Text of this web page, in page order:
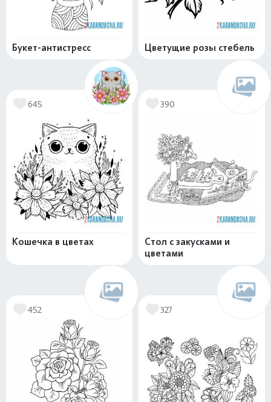
Букет-антистресс Цветущие розы стебель
645
Кошечка в цветах
390
Стол с закусками и
цветами
452 327